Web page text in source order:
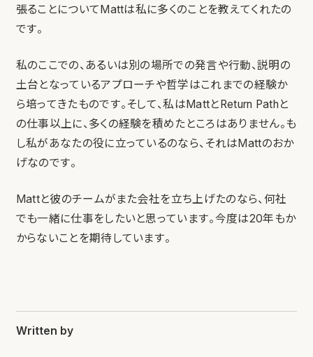
張ることについてMattは私に多くのことを教えてくれたの
です。
私のここでの、あるいは別の場所での発言や行動、説明の
土台となっているアプローチや哲学はこれまでの経験か
ら培ってきたものです。そして、私はMattとReturn Pathと
の仕事以上に、多くの経験を積めたところはありません。も
し私があなたの役に立っているのなら、それはMattのおか
げなのです。
Mattと彼のチームがまた会社を立ち上げたのなら、何社
でも一緒に仕事をしたいと思っています。今度は20年もか
からないことを期待しています。
Written by